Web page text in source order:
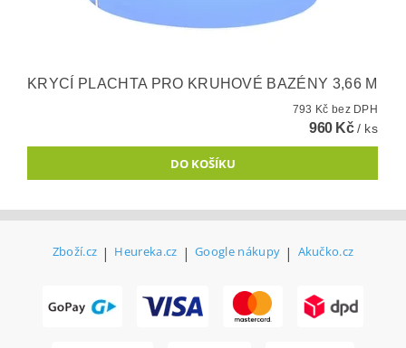
KRYCÍ PLACHTA PRO KRUHOVÉ BAZÉNY 3,66 M
793 Kč bez DPH
960 Kč/ ks
Zboží.cz | Heureka.cz | Google nákupy | Akučko.cz